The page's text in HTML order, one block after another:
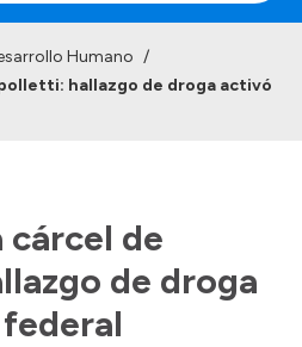
Humano /
hallazgo de droga activó
cárcel de
de droga